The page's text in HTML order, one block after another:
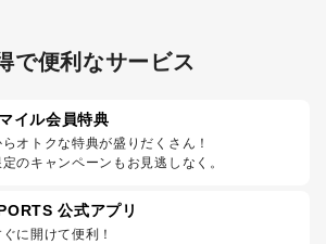
で便利なサービス
イル会員特典
オトクな特典が盛りだくさん！
のキャンペーンもお見逃しなく。
公式アプリ
に開けて便利！